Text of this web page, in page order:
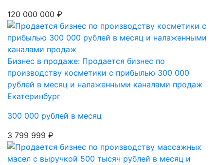
120 000 000 ₽
Бизнес в продаже: Продается бизнес по
производству косметики с прибылью 300 000
рублей в месяц и налаженными каналами продаж
Екатеринбург
300 000 рублей в месяц
3 799 999 ₽